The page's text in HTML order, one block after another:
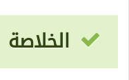
الخلاصة